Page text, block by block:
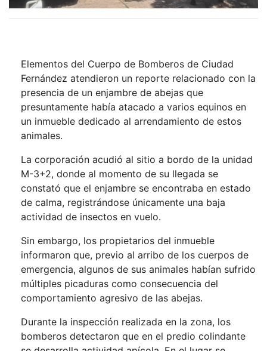
Elementos del Cuerpo de Bomberos de Ciudad
Fernández atendieron un reporte relacionado con la
presencia de un enjambre de abejas que
presuntamente había atacado a varios equinos en
un inmueble dedicado al arrendamiento de estos
animales.
La corporación acudió al sitio a bordo de la unidad
M-3+2, donde al momento de su llegada se
constató que el enjambre se encontraba en estado
de calma, registrándose únicamente una baja
actividad de insectos en vuelo.
Sin embargo, los propietarios del inmueble
informaron que, previo al arribo de los cuerpos de
emergencia, algunos de sus animales habían sufrido
múltiples picaduras como consecuencia del
comportamiento agresivo de las abejas.
Durante la inspección realizada en la zona, los
bomberos detectaron que en el predio colindante